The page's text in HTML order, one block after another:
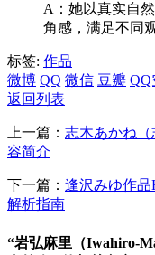
A：她以真实自
角感，满足不同
标签: 作品
微博 QQ 微信 豆瓣 QQ
返回列表
上一篇： 志木あかね（
容简介
下一篇： 逢沢みゆ作
解析指南
“岩弘麻里（Iwahiro-